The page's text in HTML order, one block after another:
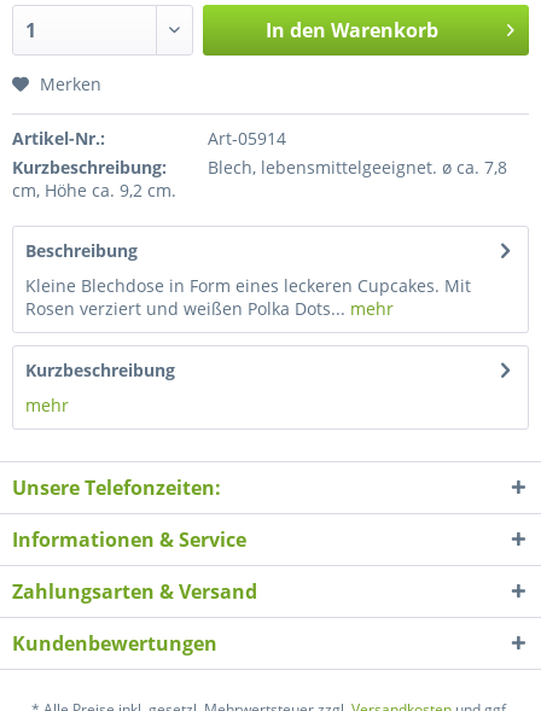
In den Warenkorb
Merken
Artikel-Nr.:
Art-05914
Kurzbeschreibung:
Blech, lebensmittelgeeignet. ø ca. 7,8
cm, Höhe ca. 9,2 cm.
Beschreibung
Kleine Blechdose in Form eines leckeren Cupcakes. Mit
Rosen verziert und weißen Polka Dots... mehr
Kurzbeschreibung
mehr
Unsere Telefonzeiten:
Informationen & Service
Zahlungsarten & Versand
Kundenbewertungen